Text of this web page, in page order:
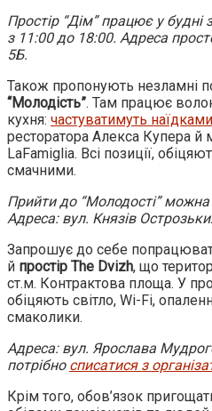
Простір “Дім” працює у будні
з 11:00 до 18:00. Адреса
5Б.
Також пропонують незламні
“Молодість”. Там працює
кухня: частуватимуть
ресторатора Алекса Купера й
LaFamiglia. Всі позиції,
смачними.
Прийти до “Молодості”
Адреса: вул. Князів
Запрошує до себе
й простір The Dvizh, що
ст.м. Контрактова площа. У
обіцяють світло, Wi-Fi,
смаколики.
Адреса: вул. Ярослава
потрібно списатися з
Крім того, обов’язок